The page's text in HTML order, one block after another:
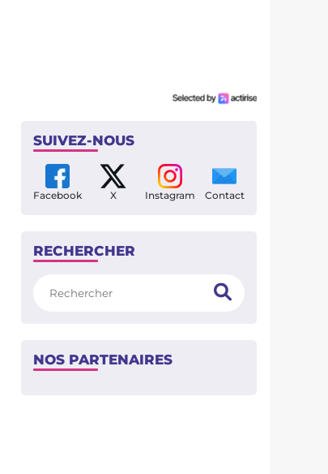
SUIVEZ-NOUS
Facebook X Instagram Contact
RECHERCHER
NOS PARTENAIRES